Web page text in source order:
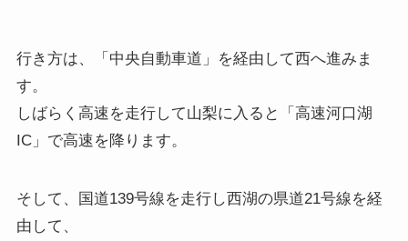
行き方は、「中央自動車道」を経由して西へ進みま
す。
しばらく高速を走行して山梨に入ると「高速河口湖
IC」で高速を降ります。
そして、国道139号線を走行し西湖の県道21号線を経
由して、